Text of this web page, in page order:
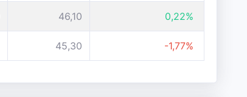
46,10 0,22%
45,30 -1,77%